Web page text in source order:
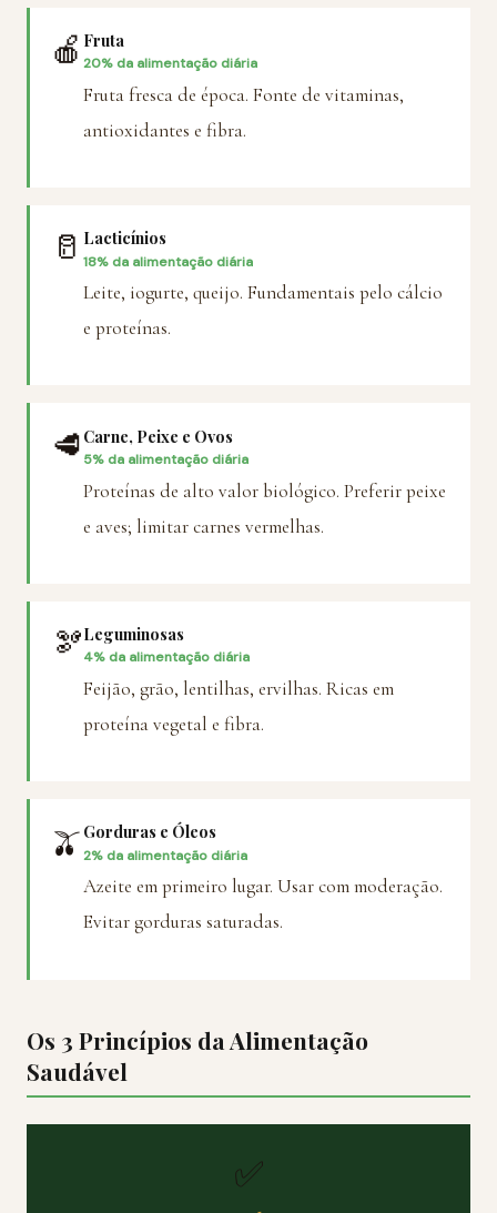
🍎 Fruta
20% da alimentação diária
Fruta fresca de época. Fonte de vitaminas,
antioxidantes e fibra.
🥛Lacticínios
18% da alimentação diária
Leite, iogurte, queijo. Fundamentais pelo cálcio
e proteínas.
🥩 Carne, Peixe e Ovos
5% da alimentação diária
Proteínas de alto valor biológico. Preferir peixe
e aves; limitar carnes vermelhas.
🫘Leguminosas
4% da alimentação diária
Feijão, grão, lentilhas, ervilhas. Ricas em
proteína vegetal e fibra.
🫒 Gorduras e Óleos
2% da alimentação diária
Azeite em primeiro lugar. Usar com moderação.
Evitar gorduras saturadas.
Os 3 Princípios da Alimentação
Saudável
✅